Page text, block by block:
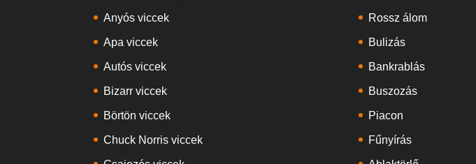
Anyós viccek
Apa viccek
Autós viccek
Bizarr viccek
Börtön viccek
Chuck Norris viccek
Rossz álom
Bulizás
Bankrablás
Buszozás
Piacon
Fűnyírás